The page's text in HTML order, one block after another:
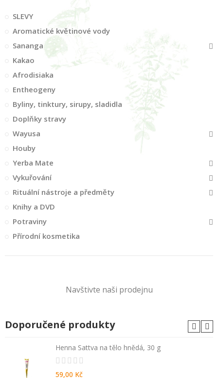
SLEVY
Aromatické květinové vody
Sananga
Kakao
Afrodisiaka
Entheogeny
Byliny, tinktury, sirupy, sladidla
Doplňky stravy
Wayusa
Houby
Yerba Mate
Vykuřování
Rituální nástroje a předměty
Knihy a DVD
Potraviny
Přírodní kosmetika
Navštivte naši prodejnu
Doporučené produkty
Henna Sattva na tělo hnědá, 30 g
59,00 Kč